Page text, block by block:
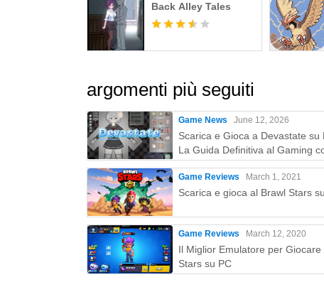
Back Alley Tales
argomenti più seguiti
Game News June 12, 2026
Scarica e Gioca a Devastate su
La Guida Definitiva al Gaming
MEmu Play
Game Reviews March 1, 2021
Scarica e gioca al Brawl Stars
Game Reviews March 12, 2020
Il Miglior Emulatore per Giocare
Stars su PC